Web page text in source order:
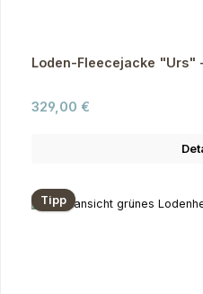
Loden-Fleecejacke "Urs"
Regulärer Preis:
329,00 €
Tipp